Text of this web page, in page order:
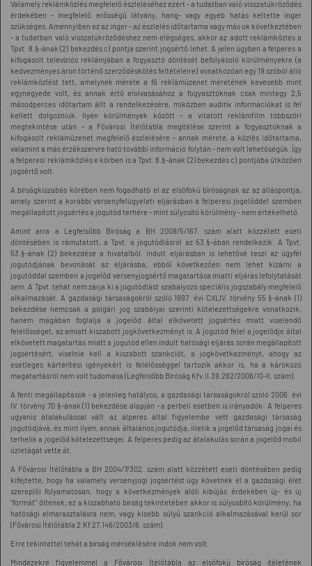
Valamely reklámközlés megfelelő észleléséhez ezért - a tudatban való visszatükröződés
érdekében - megfelelő erősségű látvány, hang- vagy egyéb hatás keltette inger
szükséges. Amennyiben ez az inger - az észlelés időtartama vagy más ok következtében
- a tudatban való visszatükröződéshez nem elégséges, akkor az adott reklámközlés a
Tpvt. 8.§-ának (2) bekezdés c) pontja szerint jogsértő lehet. A jelen ügyben a felperes a
kifogásolt televíziós reklámjában a fogyasztó döntését befolyásoló körülményekre (a
kedvezményes áron történő szerződéskötés feltételeire) vonatkozóan egy 19 szóból álló
reklámközlést tett, amelynek mérete a fő reklámüzenet méretének kevesebb mint
egynegyede volt, és annak értő elolvasásához a fogyasztóknak csak mintegy 2,5
másodperces időtartam állt a rendelkezésére, miközben auditív információkat is fel
kellett dolgozniuk. Ilyen körülmények között - a vitatott reklámfilm többszöri
megtekintése után - a Fővárosi Ítélőtábla megítélése szerint a fogyasztóknak a
kifogásolt reklámüzenet megfelelő észlelésére - annak mérete, a közlés időtartama,
valamint a más érzékszervre ható további információ folytán - nem volt lehetőségük. Így
a felperesi reklámközlés e körben is a Tpvt. 8.§-ának (2) bekezdés c) pontjába ütközően
jogsértő volt.
A bírságkiszabás körében nem fogadható el az elsőfokú bíróságnak az az álláspontja,
amely szerint a korábbi versenyfelügyeleti eljárásban a felperesi jogelőddel szemben
megállapított jogsértés a jogutód terhére - mint súlyosító körülmény - nem értékelhető.
Amint arra a Legfelsőbb Bíróság a BH 2009/5/167. szám alatt közzétett eseti
döntésében is rámutatott, a Tpvt. a jogutódlásról az 53.§-ában rendelkezik. A Tpvt.
53.§-ának (2) bekezdése a hivatalból. indult eljárásban is lehetővé teszi az ügyfél
jogutódjának bevonását az eljárásba, ebből következően nem lehet kizárni a
jogutóddal szemben a jogelőd versenyjogsértő magatartása miatti eljárás lefolytatását
sem. A Tpvt. tehát nem zárja ki a jogutódlást szabályozó speciális jogszabály megfelelő
alkalmazását. A gazdasági társaságokról szóló 1997. évi CXLIV. törvény 55.§-ának (1)
bekezdése nemcsak a polgári jog szabályai szerinti kötelezettségekre vonatkozik,
hanem magában foglalja a jogelőd által elkövetett jogsértés miatt viselendő
felelősséget, az amiatt kiszabott jogkövetkezményt is. A jogutód felel a jogelődje által
elkövetett magatartás miatt a jogutód ellen indult hatósági eljárás során megállapított
jogsértésért, viselnie kell a kiszabott szankciót, a jogkövetkezményt, ahogy az
esetleges kártérítési igényekért is felelősséggel tartozik akkor is, ha a károkozó
magatartásról nem volt tudomása (Legfelsőbb Bíróság Kfv.II.39.262/2006/10-II. szám).
A fenti megállapítások - a jelenleg hatályos, a gazdasági társaságokról szóló 2006. évi
IV. törvény 70.§-ának (1) bekezdése alapján - a perbeli esetben is irányadók: A felperes
ugyanis átalakulással vált az alperes által figyelembe vett gazdasági társaság
jogutódjává, és mint ilyen, annak általános jogutódja, illetik a jogelőd társaság jogai és
terhelik a jogelőd kötelezettségei. A felperes pedig az átalakulás során a jogelőd mobil
üzletágát vette át.
A Fővárosi Ítélőtábla a BH 2004/7/302. szám alatt közzétett eseti döntésében pedig
kifejtette, hogy ha valamely versenyjogi jogsértést úgy követnek el a gazdasági élet
szereplői folyamatosan, hogy a következmények alóli kibújás érdekében új- és új
"formát" öltenek; ez a kiszabható bírság tekintetében akkor is súlyosbító körülmény, ha
hatósági elmarasztalásra nem, vagy kisebb súlyú szankció alkalmazásával kerül sor
(Fővárosi Ítélőtábla 2.Kf.27.146/2003/6. szám).
Erre tekintettel tehát a bírság mérséklésére indok nem volt.
Mindezekre figyelemmel a Fővárosi Ítélőtábla az elsőfokú bíróság ítéletének